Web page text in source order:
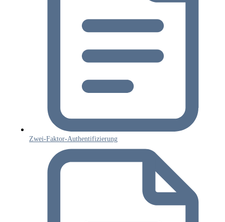
Zwei-Faktor-Authentifizierung